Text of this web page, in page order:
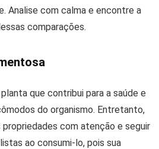
Analise com calma e encontre a
comparações.
que contribui para a saúde e
do organismo. Entretanto,
com atenção e seguir
ao consumi-lo, pois sua